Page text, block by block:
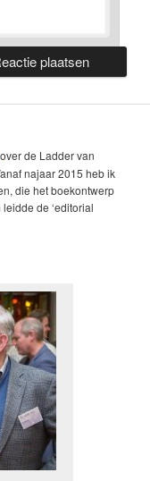
over de Ladder van
najaar 2015 heb ik
die het boekontwerp
de ‘editorial